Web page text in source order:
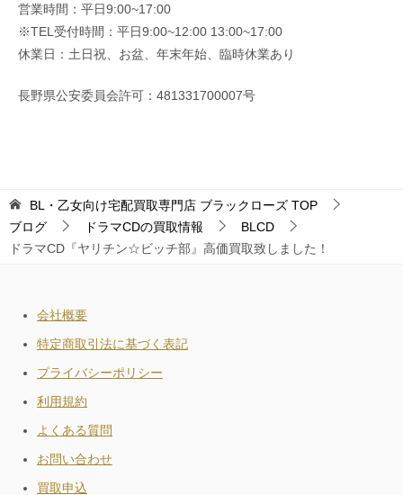
営業時間：平日9:00~17:00
※TEL受付時間：平日9:00~12:00 13:00~17:00
休業日：土日祝、お盆、年末年始、臨時休業あり
長野県公安委員会許可：481331700007号
BL・乙女向け宅配買取専門店 ブラックローズ TOP
ブログ
ドラマCDの買取情報
BLCD
ドラマCD『ヤリチン☆ビッチ部』高価買取致しました！
会社概要
特定商取引法に基づく表記
プライバシーポリシー
利用規約
よくある質問
お問い合わせ
買取申込